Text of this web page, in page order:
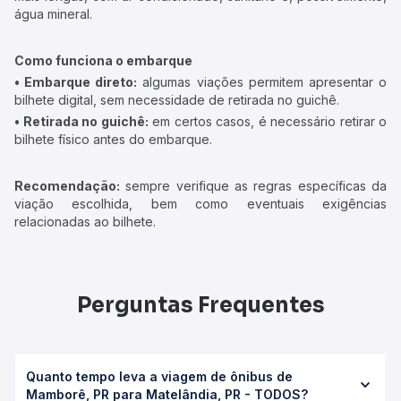
água mineral.
Como funciona o embarque
• Embarque direto: algumas viações permitem apresentar o
bilhete digital, sem necessidade de retirada no guichê.
• Retirada no guichê: em certos casos, é necessário retirar o
bilhete físico antes do embarque.
Recomendação: sempre verifique as regras específicas da
viação escolhida, bem como eventuais exigências
relacionadas ao bilhete.
Perguntas Frequentes
Quanto tempo leva a viagem de ônibus de
Mamborê, PR para Matelândia, PR - TODOS?